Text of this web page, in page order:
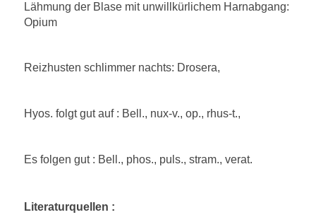
Lähmung der Blase mit unwillkürlichem Harnabgang:
Opium
Reizhusten schlimmer nachts: Drosera,
Hyos. folgt gut auf : Bell., nux-v., op., rhus-t.,
Es folgen gut : Bell., phos., puls., stram., verat.
Literaturquellen :